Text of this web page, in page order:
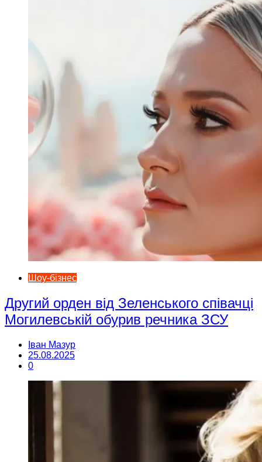
Шоу-бізнес
Другий орден від Зеленського співачці
Могилевській обурив речника ЗСУ
Іван Мазур
25.08.2025
0